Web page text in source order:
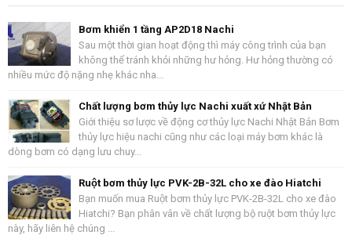
Bơm khiển 1 tầng AP2D18 Nachi
Sau một thời gian hoạt động thì máy công trình của bạn
không thể tránh khỏi những hư hỏng. Hư hỏng thường có
nhiều mức độ nặng nhẹ khác nha...
Chất lượng bơm thủy lực Nachi xuất xứ Nhật Bản
Giới thiệu sơ lược về động cơ thủy lực Nachi Nhật Bản Bơm
thủy lực hiệu nachi cũng như các loại máy bơm khác là
dòng bơm có dạng lưu chuy...
Ruột bơm thủy lực PVK-2B-32L cho xe đào Hiatchi
Bạn muốn mua Ruột bơm thủy lực PVK-2B-32L cho xe đào
Hiatchi? Bạn phân vân về chất lượng bộ ruột bơm thủy lực
này, hãy liên hệ chúng ...